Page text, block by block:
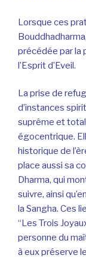
Lorsque ces
précédée par la
l’Esprit d’Eveil.
La prise de
d’instances
suprême et
égocentrique.
historique de
place aussi sa
Dharma, qui
suivre, ainsi
la Sangha. Ces
“Les Trois
personne du
à eux préserve